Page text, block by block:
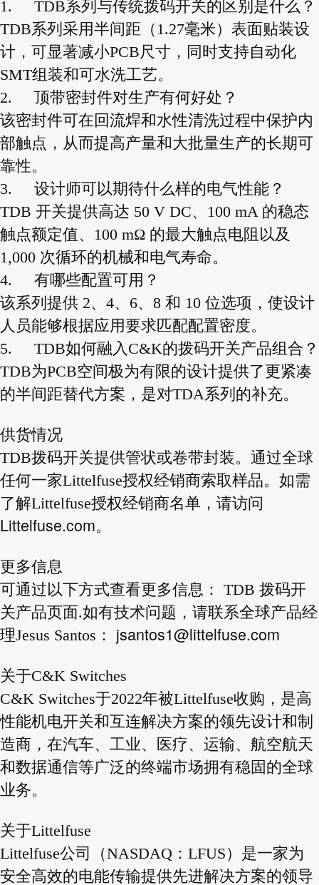
1.
TDB系列与传统拨码开关的区别是什么？
TDB系列采用半间距（1.27毫米）表面贴装设
计，可显著减小PCB尺寸，同时支持自动化
SMT组装和可水洗工艺。
2.
顶带密封件对生产有何好处？
该密封件可在回流焊和水性清洗过程中保护内
部触点，从而提高产量和大批量生产的长期可
靠性。
3.
设计师可以期待什么样的电气性能？
TDB 开关提供高达 50 V DC、100 mA 的稳态
触点额定值、100 mΩ 的最大触点电阻以及
1,000 次循环的机械和电气寿命。
4.
有哪些配置可用？
该系列提供 2、4、6、8 和 10 位选项，使设计
人员能够根据应用要求匹配配置密度。
5.
TDB如何融入C&K的拨码开关产品组合？
TDB为PCB空间极为有限的设计提供了更紧凑
的半间距替代方案，是对TDA系列的补充。
供货情况
TDB拨码开关提供管状或卷带封装。通过全球
任何一家Littelfuse授权经销商索取样品。如需
了解Littelfuse授权经销商名单，请访问
Littelfuse.com。
更多信息
可通过以下方式查看更多信息： TDB 拨码开
关产品页面.如有技术问题，请联系全球产品经
理Jesus Santos： jsantos1@littelfuse.com
关于C&K Switches
C&K Switches于2022年被Littelfuse收购，是高
性能机电开关和互连解决方案的领先设计和制
造商，在汽车、工业、医疗、运输、航空航天
和数据通信等广泛的终端市场拥有稳固的全球
业务。
关于Littelfuse
Littelfuse公司（NASDAQ：LFUS）是一家为
安全高效的电能传输提供先进解决方案的领导